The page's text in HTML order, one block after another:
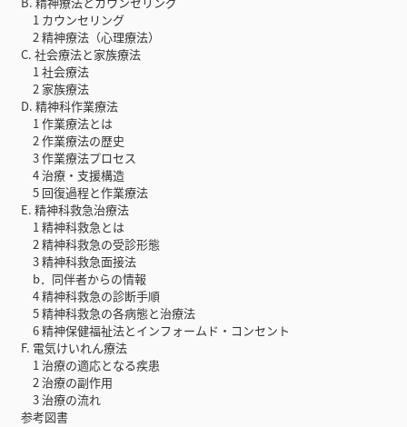
1 カウンセリング
2 精神療法（心理療法）
C. 社会療法と家族療法
1 社会療法
2 家族療法
D. 精神科作業療法
1 作業療法とは
2 作業療法の歴史
3 作業療法プロセス
4 治療・支援構造
5 回復過程と作業療法
E. 精神科救急治療法
1 精神科救急とは
2 精神科救急の受診形態
3 精神科救急面接法
b．同伴者からの情報
4 精神科救急の診断手順
5 精神科救急の各病態と治療法
6 精神保健福祉法とインフォームド・コンセント
F. 電気けいれん療法
1 治療の適応となる疾患
2 治療の副作用
3 治療の流れ
参考図書